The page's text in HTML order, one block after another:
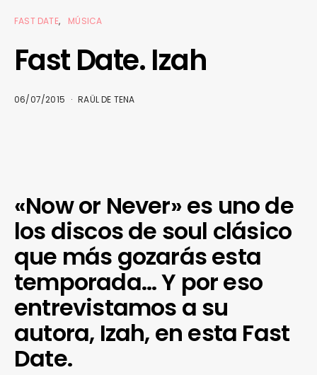
FAST DATE MÚSICA
Fast Date. Izah
06/07/2015 RAÜL DE TENA
«Now or Never» es uno de
los discos de soul clásico
que más gozarás esta
temporada… Y por eso
entrevistamos a su
autora, Izah, en esta Fast
Date.